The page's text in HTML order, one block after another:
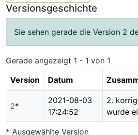
Versionsgeschichte
Sie sehen gerade die Version 2
Gerade angezeigt 1 - 1 von 1
Version Datum
2*
2021-08-03
17:24:52
2.
wurde
* Ausgewählte Version